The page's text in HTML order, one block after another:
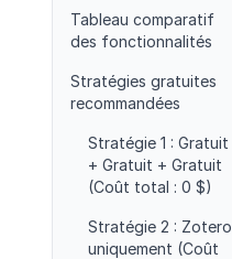
Tableau comparatif
des fonctionnalités
Stratégies gratuites
recommandées
Stratégie 1 : Gratuit
+ Gratuit + Gratuit
(Coût total : 0 $)
Stratégie 2 : Zotero
uniquement (Coût